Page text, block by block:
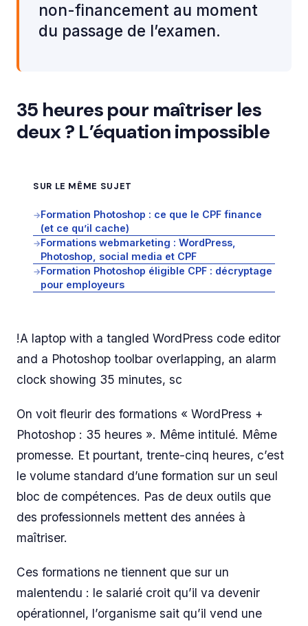
non-financement au moment
du passage de l’examen.
35 heures pour maîtriser les
deux ? L’équation impossible
SUR LE MÊME SUJET
→Formation Photoshop : ce que le CPF finance
(et ce qu’il cache)
→Formations webmarketing : WordPress,
Photoshop, social media et CPF
→Formation Photoshop éligible CPF : décryptage
pour employeurs
!A laptop with a tangled WordPress code editor
and a Photoshop toolbar overlapping, an alarm
clock showing 35 minutes, sc
On voit fleurir des formations « WordPress +
Photoshop : 35 heures ». Même intitulé. Même
promesse. Et pourtant, trente-cinq heures, c’est
le volume standard d’une formation sur un seul
bloc de compétences. Pas de deux outils que
des professionnels mettent des années à
maîtriser.
Ces formations ne tiennent que sur un
malentendu : le salarié croit qu’il va devenir
opérationnel, l’organisme sait qu’il vend une